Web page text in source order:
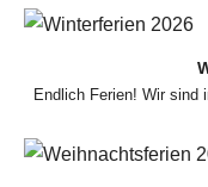
Endlich Ferien! Wir sind